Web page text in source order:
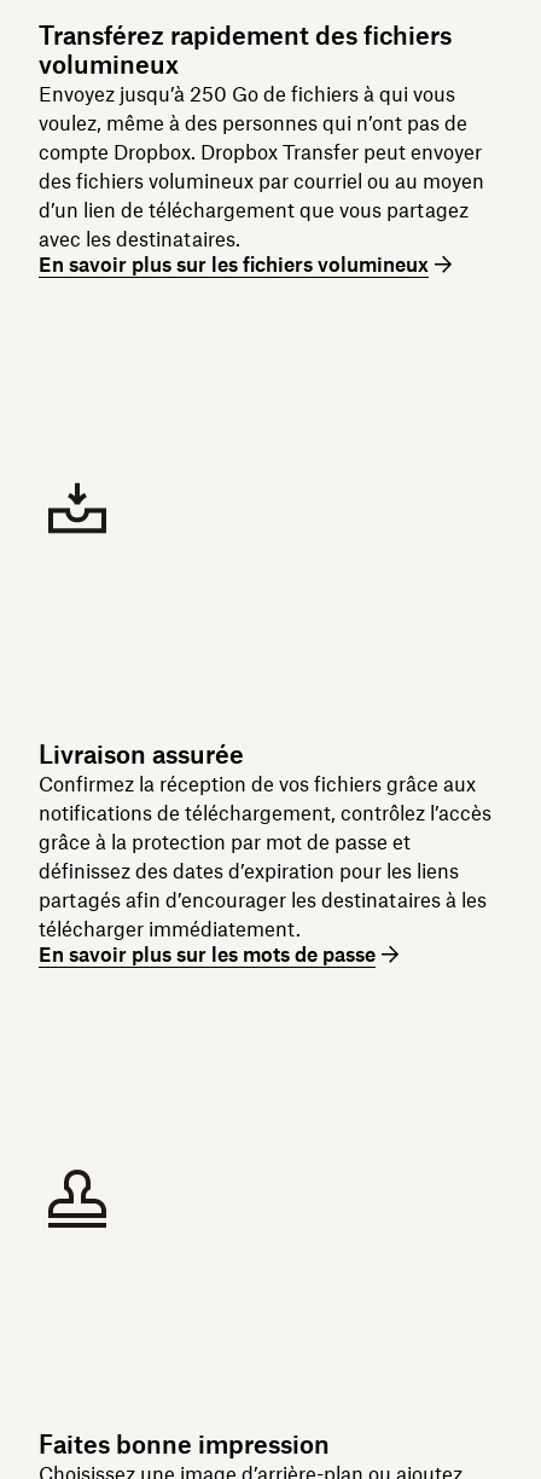
Transférez rapidement des fichiers
volumineux
Envoyez jusqu’à 250 Go de fichiers à qui vous
voulez, même à des personnes qui n’ont pas de
compte Dropbox. Dropbox Transfer peut envoyer
des fichiers volumineux par courriel ou au moyen
d’un lien de téléchargement que vous partagez
avec les destinataires.
En savoir plus sur les fichiers volumineux
Livraison assurée
Confirmez la réception de vos fichiers grâce aux
notifications de téléchargement, contrôlez l’accès
grâce à la protection par mot de passe et
définissez des dates d’expiration pour les liens
partagés afin d’encourager les destinataires à les
télécharger immédiatement.
En savoir plus sur les mots de passe
Faites bonne impression
Choisissez une image d’arrière-plan ou ajoutez